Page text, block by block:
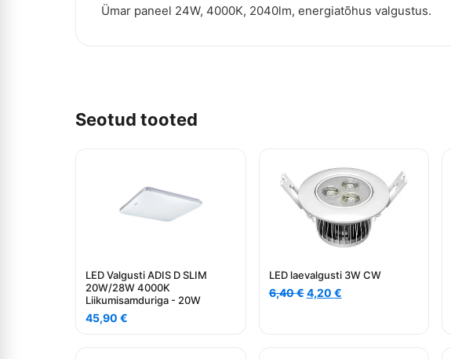
Ümar paneel 24W, 4000K, 2040lm, energiatõhus valgustus.
Seotud tooted
LED Valgusti ADIS D SLIM
20W/28W 4000K
Liikumisamduriga - 20W
45,90 €
LED laevalgusti 3W CW
6,40€ Algne
4,20 €Current